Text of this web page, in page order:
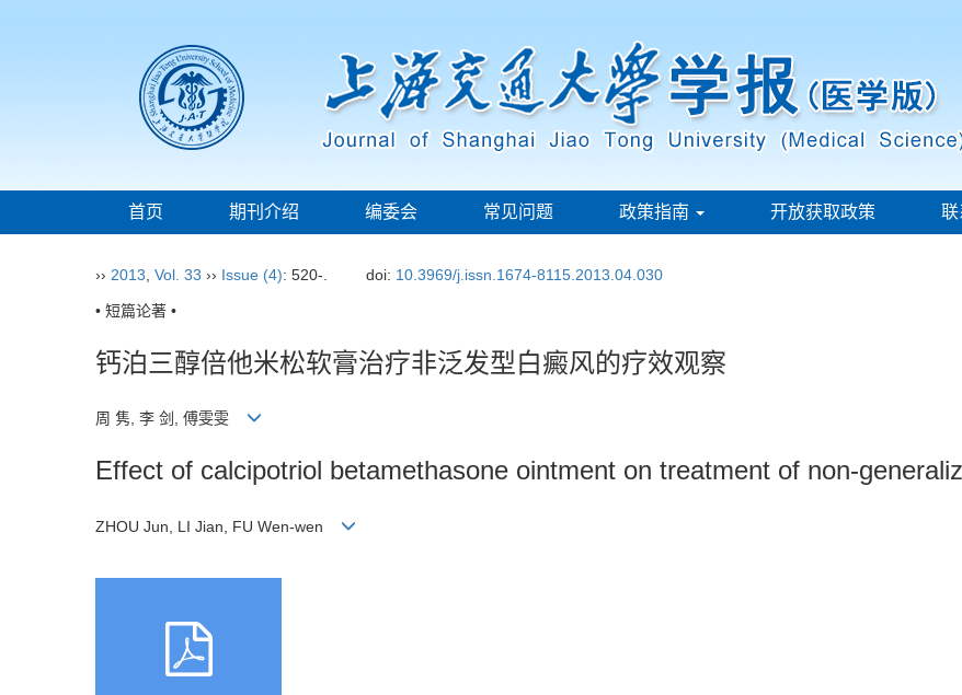
首页 期刊介绍 编委会 常见问题 政策指南 开放获取政策 联
›› 2013 Vol. 33 ›› Issue (4): 520-. doi: 10.3969/j.issn.1674-8115.2013.04.030
• 短篇论著 •
钙泊三醇倍他米松软膏治疗非泛发型白癜风的疗效观察
周 隽, 李 剑, 傅雯雯
Effect of calcipotriol betamethasone ointment on treatment of non-
ZHOU Jun, LI Jian, FU Wen-wen